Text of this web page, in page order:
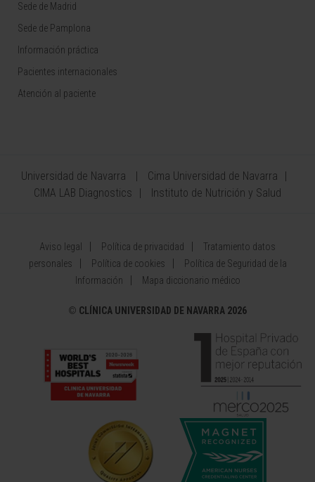
Sede de Madrid
Sede de Pamplona
Información práctica
Pacientes internacionales
Atención al paciente
Universidad de Navarra
Cima Universidad de Navarra
CIMA LAB Diagnostics
Instituto de Nutrición y Salud
Aviso legal Política de privacidad
Tratamiento datos
personales
Política de cookies
Política de Seguridad de la
Información
Mapa diccionario médico
© CLÍNICA UNIVERSIDAD DE NAVARRA 2026